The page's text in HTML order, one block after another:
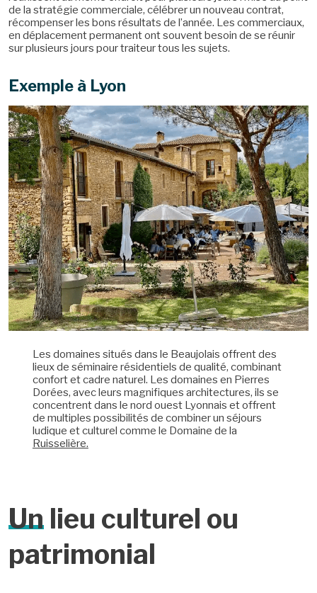
de la stratégie commerciale, célébrer un nouveau contrat,
récompenser les bons résultats de l’année. Les commerciaux,
en déplacement permanent ont souvent besoin de se réunir
sur plusieurs jours pour traiteur tous les sujets.
Exemple à Lyon
Les domaines situés dans le Beaujolais offrent des
lieux de séminaire résidentiels de qualité, combinant
confort et cadre naturel. Les domaines en Pierres
Dorées, avec leurs magnifiques architectures, ils se
concentrent dans le nord ouest Lyonnais et offrent
de multiples possibilités de combiner un séjours
ludique et culturel comme le Domaine de la
Ruisselière.
Un lieu culturel ou
patrimonial